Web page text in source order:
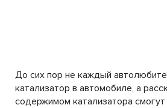
До сих пор не каждый
катализатор в автомобиле, а
содержимом катализатора